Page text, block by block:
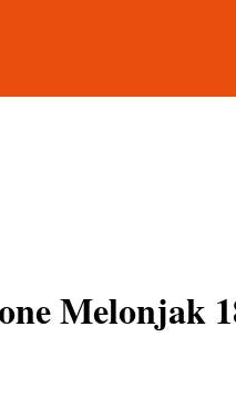
Melonjak